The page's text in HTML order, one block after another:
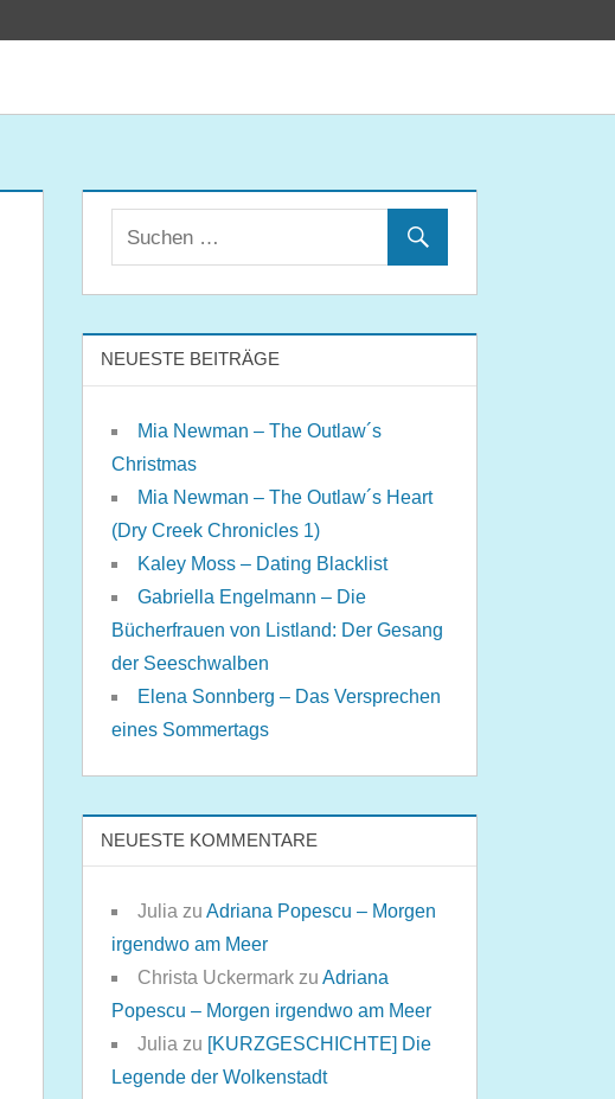
NEUESTE BEITRÄGE
Mia Newman – The Outlaw´s
Christmas
Mia Newman – The Outlaw´s Heart
(Dry Creek Chronicles 1)
Kaley Moss – Dating Blacklist
Gabriella Engelmann – Die
Bücherfrauen von Listland: Der Gesang
der Seeschwalben
Elena Sonnberg – Das Versprechen
eines Sommertags
NEUESTE KOMMENTARE
Julia zuAdriana Popescu – Morgen
irgendwo am Meer
Christa Uckermark zuAdriana
Popescu – Morgen irgendwo am Meer
Julia zu [KURZGESCHICHTE] Die
Legende der Wolkenstadt